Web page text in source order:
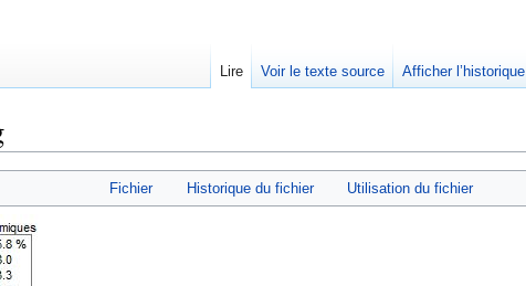
Fichier Historique du fichier Utilisation du fichier
Lire Voir le texte source Afficher l’historique